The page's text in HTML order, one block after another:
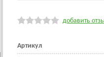
добавить
Артикул